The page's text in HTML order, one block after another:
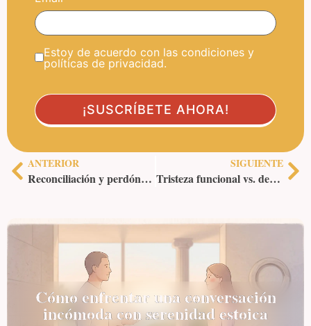
Estoy de acuerdo con las condiciones y
políticas de privacidad.
ANTERIOR
Reconciliación y perdón: del resentimiento a la virtud práctica
SIGUIENTE
Tristeza funcional vs. depresión clínica: cuándo la filosofía ayuda y cuándo derivar
Cómo enfrentar una conversación
incómoda con serenidad estoica